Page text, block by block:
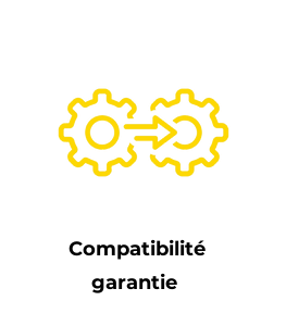
Compatibilité
garantie